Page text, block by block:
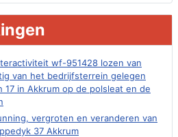
wf-951428 lozen van
van het bedrijfsterrein gelegen
17 in Akkrum op de polsleat en de
vergroten en veranderen van
37 Akkrum